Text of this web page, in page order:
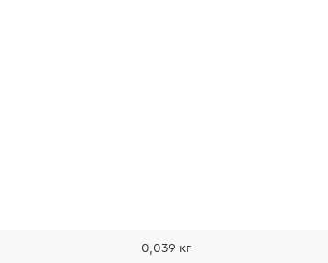
0,039 кг